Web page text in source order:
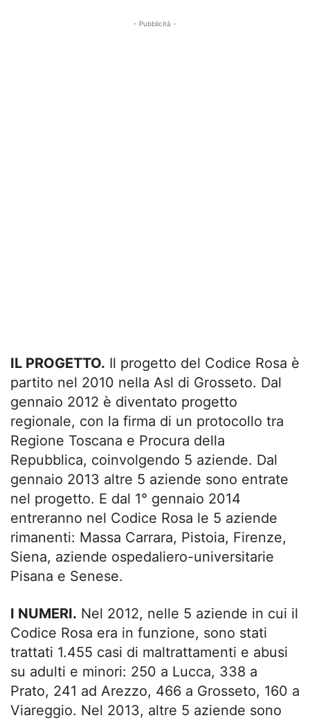
- Pubblicità -
IL PROGETTO. Il progetto del Codice Rosa è
partito nel 2010 nella Asl di Grosseto. Dal
gennaio 2012 è diventato progetto
regionale, con la firma di un protocollo tra
Regione Toscana e Procura della
Repubblica, coinvolgendo 5 aziende. Dal
gennaio 2013 altre 5 aziende sono entrate
nel progetto. E dal 1° gennaio 2014
entreranno nel Codice Rosa le 5 aziende
rimanenti: Massa Carrara, Pistoia, Firenze,
Siena, aziende ospedaliero-universitarie
Pisana e Senese.
I NUMERI. Nel 2012, nelle 5 aziende in cui il
Codice Rosa era in funzione, sono stati
trattati 1.455 casi di maltrattamenti e abusi
su adulti e minori: 250 a Lucca, 338 a
Prato, 241 ad Arezzo, 466 a Grosseto, 160 a
Viareggio. Nel 2013, altre 5 aziende sono